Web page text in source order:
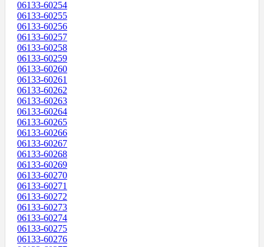
06133-60254
06133-60255
06133-60256
06133-60257
06133-60258
06133-60259
06133-60260
06133-60261
06133-60262
06133-60263
06133-60264
06133-60265
06133-60266
06133-60267
06133-60268
06133-60269
06133-60270
06133-60271
06133-60272
06133-60273
06133-60274
06133-60275
06133-60276